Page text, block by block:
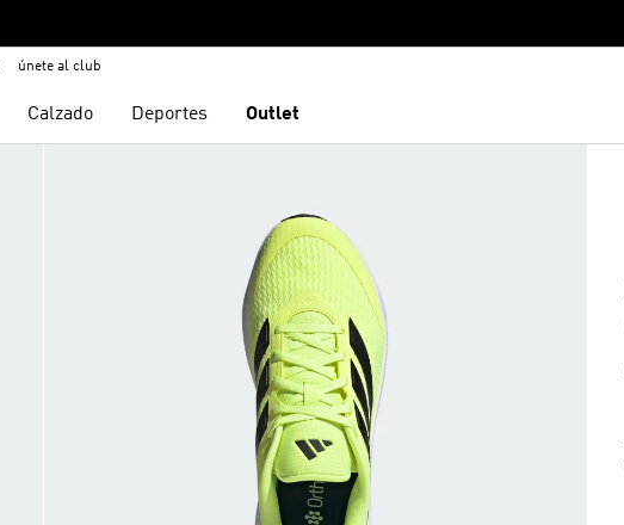
únete al club
Calzado Deportes Outlet